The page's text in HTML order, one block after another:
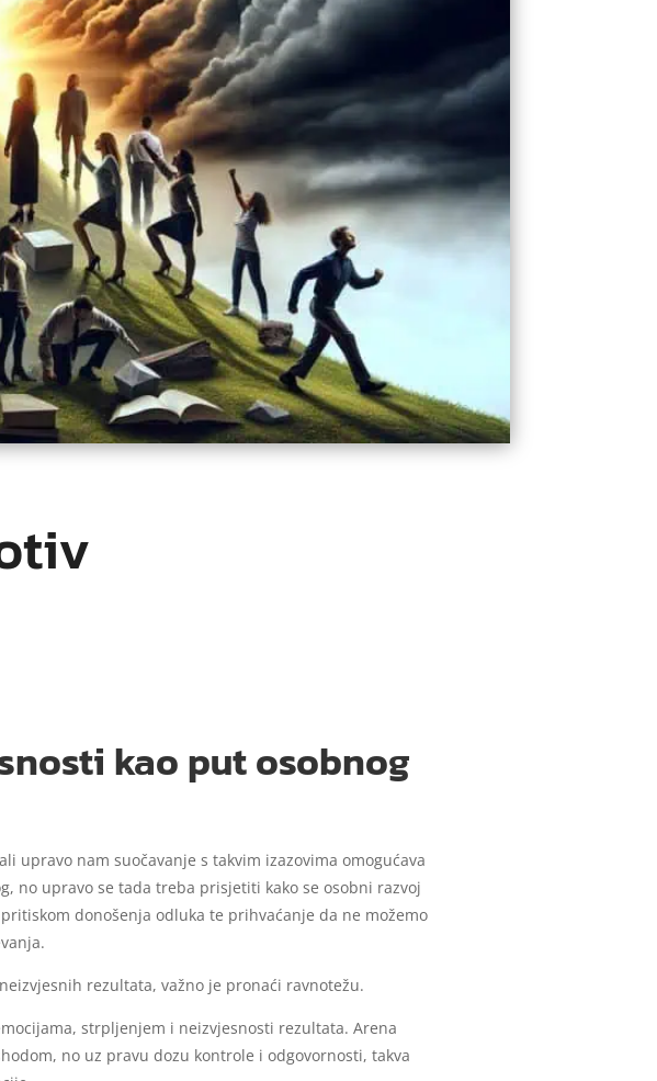
kao put osobnog
upravo nam suočavanje s takvim izazovima omogućava
no upravo se tada treba prisjetiti kako se osobni razvoj
donošenja odluka te prihvaćanje da ne možemo
rezultata, važno je pronaći ravnotežu.
strpljenjem i neizvjesnosti rezultata. Arena
no uz pravu dozu kontrole i odgovornosti, takva